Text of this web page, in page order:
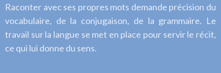
Raconter avec ses propres mots demande précision du
vocabulaire, de la conjugaison, de la grammaire. Le
travail sur la langue se met en place pour servir le récit,
ce qui lui donne du sens.